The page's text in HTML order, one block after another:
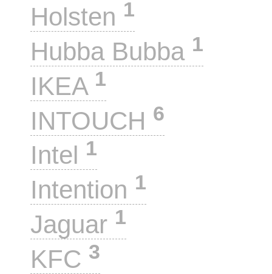
Holsten 1
Hubba Bubba 1
IKEA 1
INTOUCH 6
Intel 1
Intention 1
Jaguar 1
KFC 3